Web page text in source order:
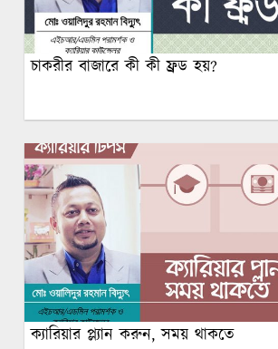
চাকরীর বাজারে কী কী ফ্রড হয়?
ক্যারিয়ার প্ল্যান করুন, সময় থাকতে